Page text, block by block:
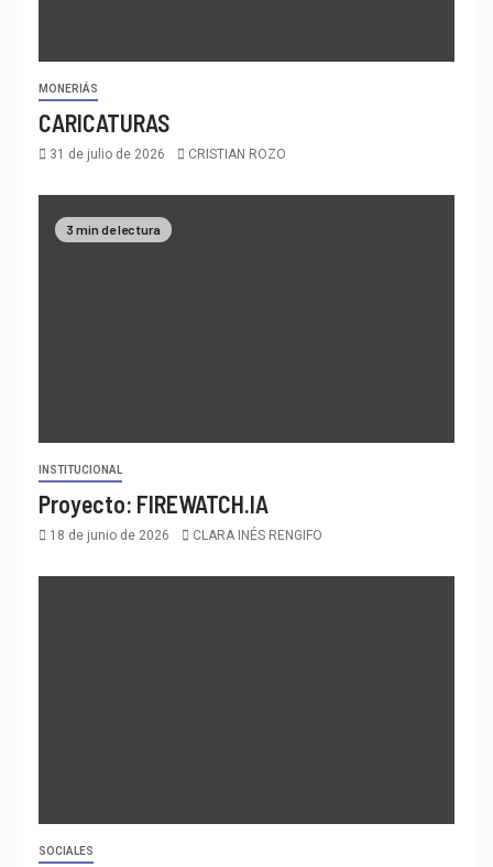
MONERIÁS
CARICATURAS
31 de julio de 2026 CRISTIAN ROZO
3 min de lectura
INSTITUCIONAL
Proyecto: FIREWATCH.IA
18 de junio de 2026 CLARA INÉS RENGIFO
SOCIALES